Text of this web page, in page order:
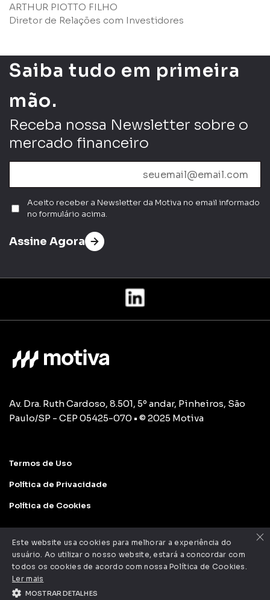
ARTHUR PIOTTO FILHO
Diretor de Relações com Investidores
Saiba tudo em primeira
mão.
Receba nossa Newsletter sobre o
mercado financeiro
Aceito receber a Newsletter da Motiva no email informado
no formulário acima.
Assine Agora
Av. Dra. Ruth Cardoso, 8.501, 5º andar, Pinheiros, São
Paulo/SP - CEP 05425-070 • © 2025 Motiva
Termos de Uso
Política de Privacidade
Política de Cookies
Português
×
Este website usa cookies para melhorar a experiência do
usuário. Ao utilizar o nosso website, estará a concordar com
todos os cookies de acordo com nossa Política de Cookies.
Ler mais
MOSTRAR DETALHES